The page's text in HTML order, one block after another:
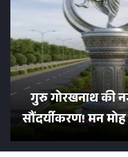
गुरु गोरखनाथ की
सौंदर्यीकरण! मन
सड़कें; देखें